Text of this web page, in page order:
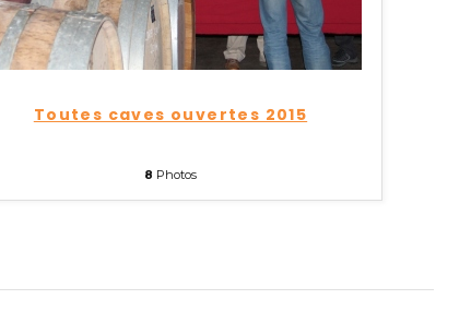
Toutes caves ouvertes 2015
8 Photos